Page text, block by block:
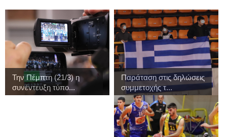
Την Πέμπτη (21/3) η
συνέντευξη τύπο...
Παράταση στις δηλώσεις
συμμετοχής τ...